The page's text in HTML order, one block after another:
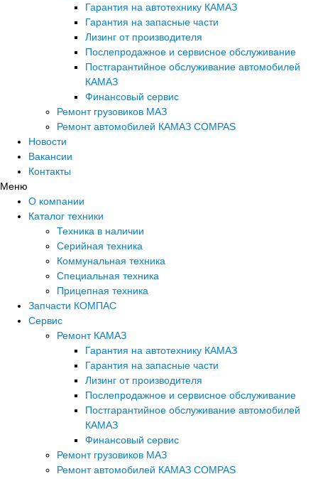
Гарантия на автотехнику КАМАЗ
Гарантия на запасные части
Лизинг от производителя
Послепродажное и сервисное обслуживание
Постгарантийное обслуживание автомобилей
КАМАЗ
Финансовый сервис
Ремонт грузовиков МАЗ
Ремонт автомобилей КАМАЗ COMPAS
Новости
Вакансии
Контакты
Меню
О компании
Каталог техники
Техника в наличии
Серийная техника
Коммунальная техника
Специальная техника
Прицепная техника
Запчасти КОМПАС
Сервис
Ремонт КАМАЗ
Гарантия на автотехнику КАМАЗ
Гарантия на запасные части
Лизинг от производителя
Послепродажное и сервисное обслуживание
Постгарантийное обслуживание автомобилей
КАМАЗ
Финансовый сервис
Ремонт грузовиков МАЗ
Ремонт автомобилей КАМАЗ COMPAS